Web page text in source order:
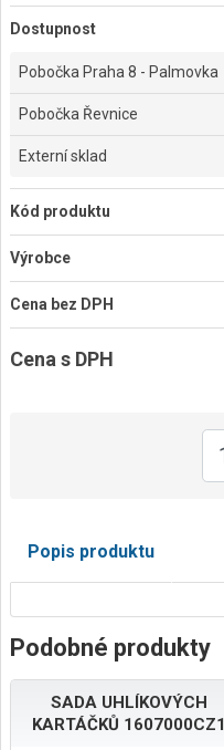
Dostupnost
Pobočka Praha 8 - Palmovka
Pobočka Řevnice
Externí sklad
Kód produktu
Výrobce
Cena bez DPH
Cena s DPH
Popis produktu
Podobné produkty
SADA UHLÍKOVÝCH
KARTÁČKŮ 1607000CZ1